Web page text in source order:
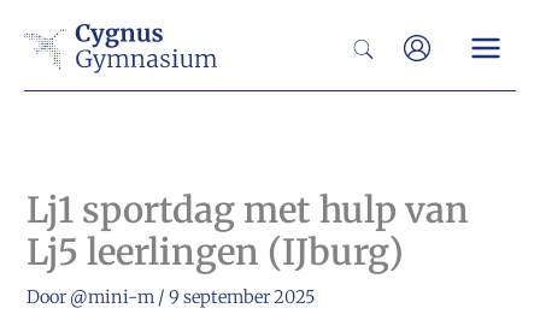
naar
Zoeken
Lj1 sportdag met hulp van
Lj5 leerlingen (IJburg)
Door @mini-m /9 september 2025